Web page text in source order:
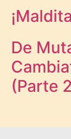
De
(Parte